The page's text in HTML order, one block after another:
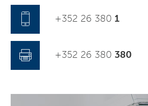
+352 26 380 1
+352 26 380 380